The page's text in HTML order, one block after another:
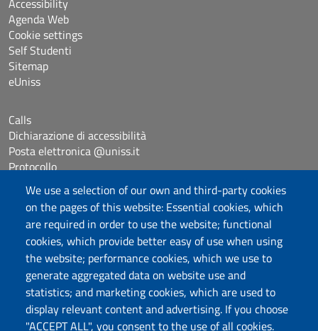
We use a selection of our own and third-party cookies
on the pages of this website: Essential cookies, which
are required in order to use the website; functional
cookies, which provide better easy of use when using
the website; performance cookies, which we use to
generate aggregated data on website use and
statistics; and marketing cookies, which are used to
display relevant content and advertising. If you choose
"ACCEPT ALL", you consent to the use of all cookies.
Università degli Studi di Sassari
Dipartimento di Giurisprudenza
Viale Mancini 5, 07100 Sassari
Fax: +39 079 228941
Accessibility
Agenda Web
Cookie settings
Self Studenti
Sitemap
eUniss
Calls
Dichiarazione di accessibilità
Posta elettronica @uniss.it
Protocollo
Follow us